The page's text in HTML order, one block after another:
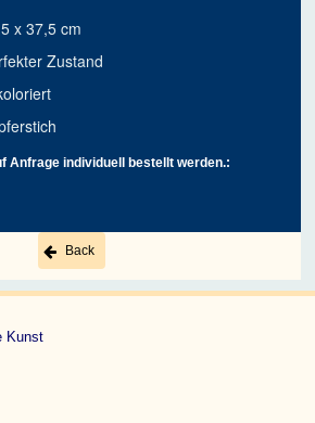
x 37,5 cm
Zustand
Anfrage individuell bestellt werden.:
Back
Kunst